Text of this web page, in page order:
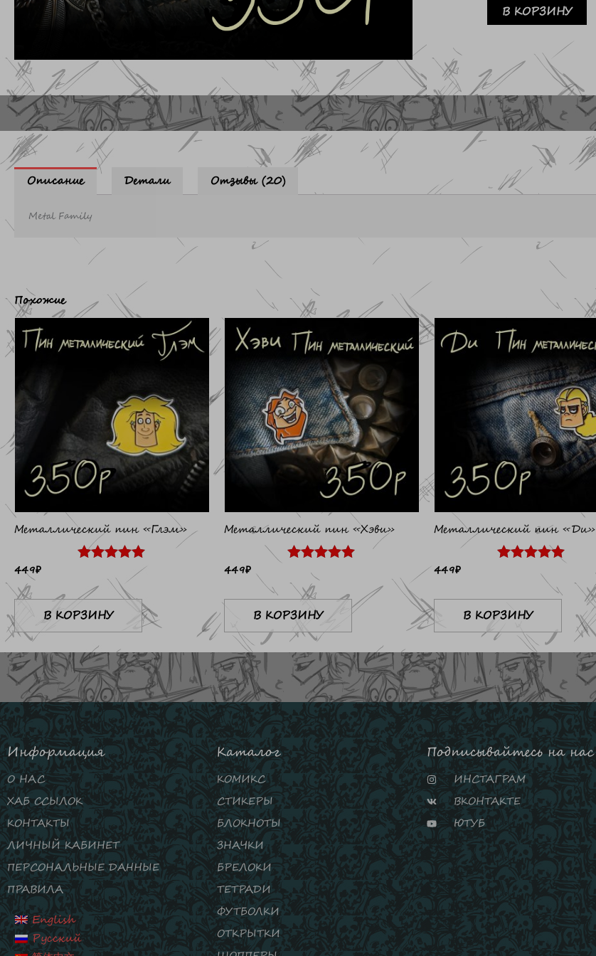
Металлический
пин
В КОРЗИНУ
Описание Детали Отзывы (20)
Metal Family
Похожие
Металлический пин «Глэм»
из 5
449₽
В КОРЗИНУ
Металлический пин «Хэви»
Оценка
5.00
из 5
449₽
В КОРЗИНУ
Металлический пин «Ди»
449₽
В КОРЗИНУ
Информация
О НАС
ХАБ ССЫЛОК
КОНТАКТЫ
ЛИЧНЫЙ КАБИНЕТ
ПЕРСОНАЛЬНЫЕ ДАННЫЕ
ПРАВИЛА
English
Русский
Каталог
КОМИКС
СТИКЕРЫ
БЛОКНОТЫ
ЗНАЧКИ
БРЕЛОКИ
ТЕТРАДИ
ФУТБОЛКИ
ОТКРЫТКИ
Подписывайтесь на нас
ИНСТАГРАМ
ВКОНТАКТЕ
ЮТУБ